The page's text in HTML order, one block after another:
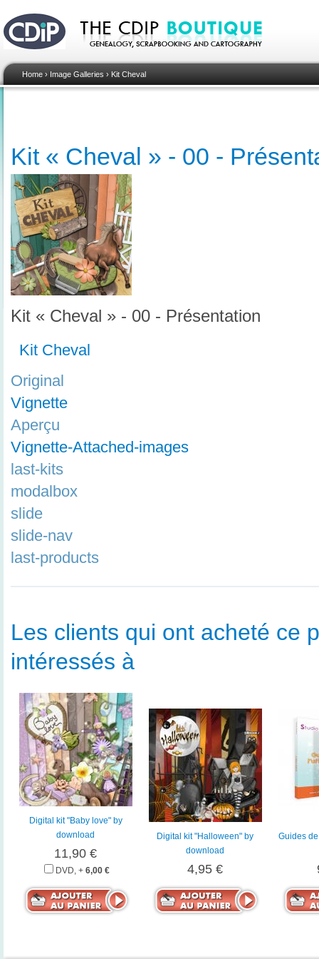
Home › Image Galleries › Kit Cheval
Kit « Cheval » - 00 -
Kit « Cheval » - 00 - Présentation
Kit Cheval
Original
Vignette
Aperçu
Vignette-Attached-images
last-kits
modalbox
slide
slide-nav
last-products
Les clients qui ont acheté ce
intéressés à
Digital kit "Baby love" by
download
11,90 €
DVD, + 6,00 €
Digital kit "Halloween" by
download
4,95 €
Guides